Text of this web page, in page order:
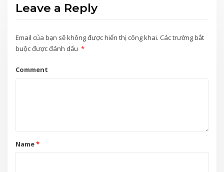
Leave a Reply
Email của bạn sẽ không được hiển thị công khai. Các trường bắt
buộc được đánh dấu *
Comment
Name*